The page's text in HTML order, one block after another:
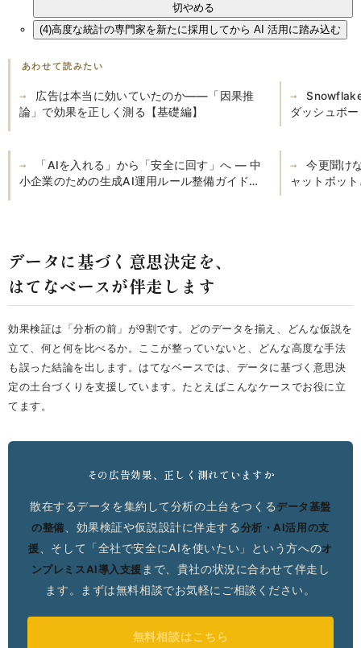
切やめる
(4)高度な統計の専門家を新たに採用してから AI 活用に踏み込む
あわせて読みたい
広告は本当に効いていたのか——「因果推
論」で効果を正しく測る【基礎編】
ダッシュボ
「AIを入れる」から「安全に回す」へ — 中
小企業のための生成AI運用ルール整備ガイド
今更聞け
ャットボッ
データに基づく意思決定を、
はてなベースが伴走します
効果検証は「分析の前」が9割です。どのデータを揃え、どんな仮説を
立て、何と何を比べるか。ここが整っていないと、どんな高度な手法
も誤った結論を出します。はてなベースでは、データに基づく意思決
定の土台づくりを支援しています。たとえばこんなケースでお役に立
てます。
その広告効果、正しく測れていますか
散在するデータを集約して分析の土台をつくるデータ基盤
の整備 、効果検証や仮説設計に伴走する分析・AI活用の支
援 、そして「全社で安全にAIを使いたい」という方へのオ
ンプレミスAI導入支援 まで、貴社の状況に合わせて伴走し
ます。まずは無料相談でお気軽にご相談ください。
無料相談はこちら